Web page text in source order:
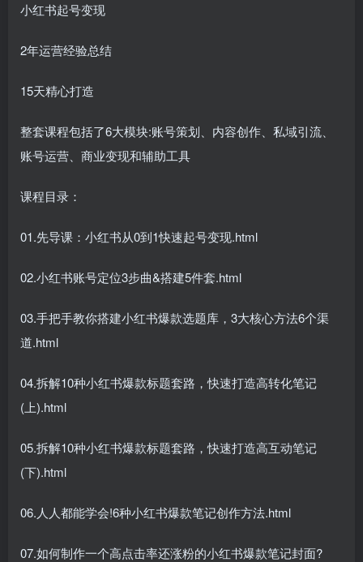
小红书起号变现
2年运营经验总结
15天精心打造
整套课程包括了6大模块:账号策划、内容创作、私域引流、
账号运营、商业变现和辅助工具
课程目录：
01.先导课：小红书从0到1快速起号变现.html
02.小红书账号定位3步曲&搭建5件套.html
03.手把手教你搭建小红书爆款选题库，3大核心方法6个渠
道.html
04.拆解10种小红书爆款标题套路，快速打造高转化笔记
(上).html
05.拆解10种小红书爆款标题套路，快速打造高互动笔记
(下).html
06.人人都能学会!6种小红书爆款笔记创作方法.html
07.如何制作一个高点击率还涨粉的小红书爆款笔记封面?